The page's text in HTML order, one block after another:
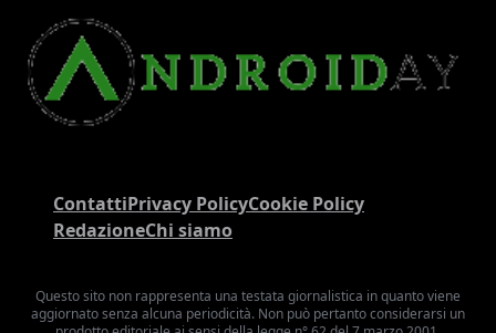
ContattiPrivacy PolicyCookie Policy
RedazioneChi siamo
Questo sito non rappresenta una testata giornalistica in quanto viene
aggiornato senza alcuna periodicità. Non può pertanto considerarsi un